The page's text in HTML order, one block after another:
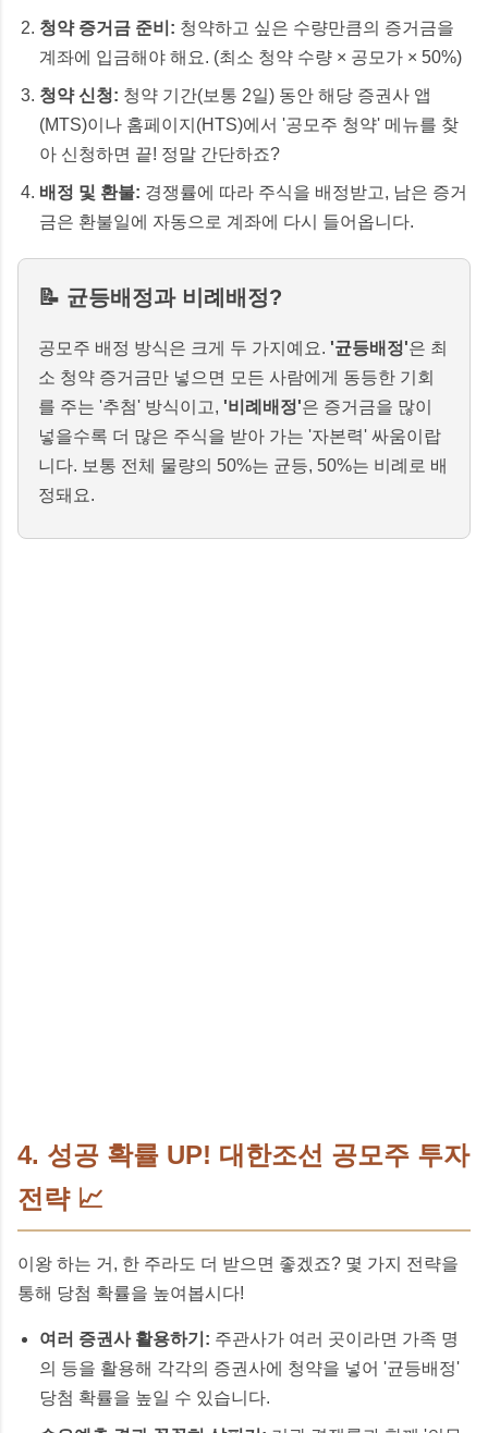
청약 증거금 준비: 청약하고 싶은 수량만큼의 증거금을
계좌에 입금해야 해요. (최소 청약 수량 × 공모가 × 50%)
청약 신청: 청약 기간(보통 2일) 동안 해당 증권사 앱
(MTS)이나 홈페이지(HTS)에서 '공모주 청약' 메뉴를 찾
아 신청하면 끝! 정말 간단하죠?
배정 및 환불: 경쟁률에 따라 주식을 배정받고, 남은 증거
금은 환불일에 자동으로 계좌에 다시 들어옵니다.
📝 균등배정과 비례배정?
공모주 배정 방식은 크게 두 가지예요. '균등배정'은 최
소 청약 증거금만 넣으면 모든 사람에게 동등한 기회
를 주는 '추첨' 방식이고, '비례배정'은 증거금을 많이
넣을수록 더 많은 주식을 받아 가는 '자본력' 싸움이랍
니다. 보통 전체 물량의 50%는 균등, 50%는 비례로 배
정돼요.
4. 성공 확률 UP! 대한조선 공모주 투자
전략 📈
이왕 하는 거, 한 주라도 더 받으면 좋겠죠? 몇 가지 전략을
통해 당첨 확률을 높여봅시다!
여러 증권사 활용하기: 주관사가 여러 곳이라면 가족 명
의 등을 활용해 각각의 증권사에 청약을 넣어 '균등배정'
당첨 확률을 높일 수 있습니다.